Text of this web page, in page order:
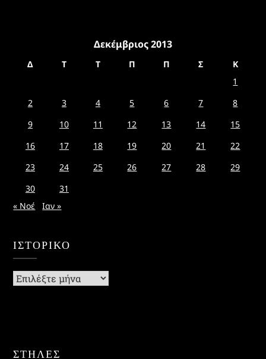
Δεκέμβριος 2013
Δ Τ Τ Π Π Σ
Κ
1
2
3 4 5 6 7
8
9
10 11 12 13 14
15
16
17 18 19 20 21
22
23
24 25 26 27 28
29
30
31
« Νοέ
Ιαν »
ΙΣΤΟΡΙΚΌ
Ιστορικό
ΣΤΗΛΕΣ